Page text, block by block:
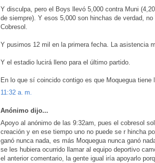
Y disculpa, pero el Boys llevó 5,000 contra Muni
de siempre). Y esos 5,000 son hinchas de verdad,
Cobresol.
Y pusimos 12 mil en la primera fecha. La asistencia
Y el estadio lucirá lleno para el último partido.
En lo que sí coincido contigo es que Moquegua tiene
11:32 a. m.
Anónimo dijo...
Apoyo al anónimo de las 9:32am, pues el cobresol
creación y en ese tiempo uno no puede se r hincha
ganó nunca nada, es más Moquegua nunca ganó
se les hubiera ocurrido llamar al equipo deportivo
el anterior comentario, la gente igual iría apoyarlo